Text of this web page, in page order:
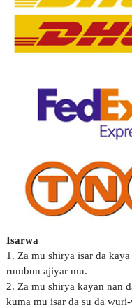
Isarwa
1. Za mu shirya isar da
rumbun ajiyar mu.
2. Za mu shirya kayan nan
kuma mu isar da su da